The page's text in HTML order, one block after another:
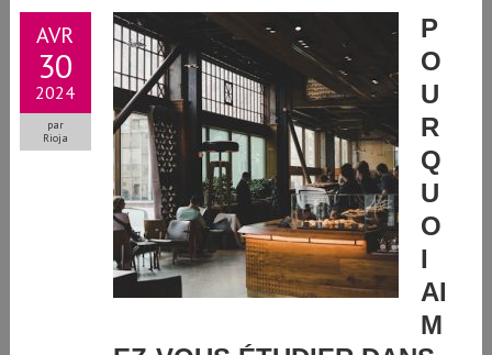
AVR
30
2024
O
U
R
Q
U
O
I
AI
M
EZ-VOUS ÉTUDIER DANS